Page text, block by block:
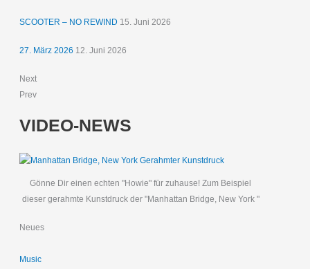
SCOOTER – NO REWIND 15. Juni 2026
27. März 2026 12. Juni 2026
Next
Prev
VIDEO-NEWS
Gönne Dir einen echten "Howie" für zuhause! Zum Beispiel
dieser gerahmte Kunstdruck der "Manhattan Bridge, New York "
Neues
Music